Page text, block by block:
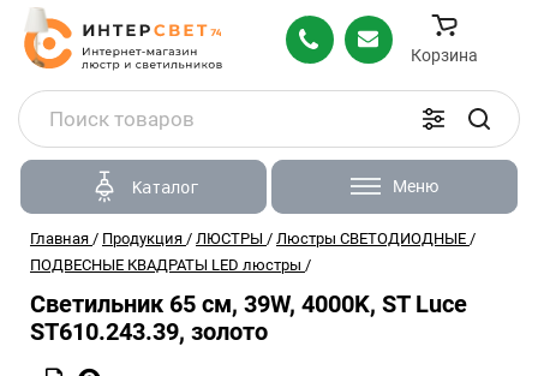
Корзина
Каталог Меню
Главная / Продукция / ЛЮСТРЫ / Люстры СВЕТОДИОДНЫЕ /
ПОДВЕСНЫЕ КВАДРАТЫ LED люстры /
Светильник 65 см, 39W, 4000K, ST Luce
ST610.243.39, золото